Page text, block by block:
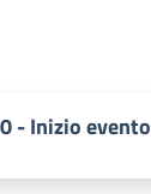
- Inizio evento